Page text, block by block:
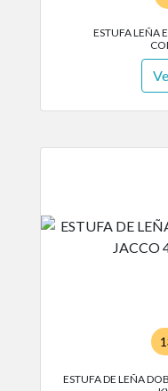
ESTUFA LEÑA
ESTUFA DE LEÑA